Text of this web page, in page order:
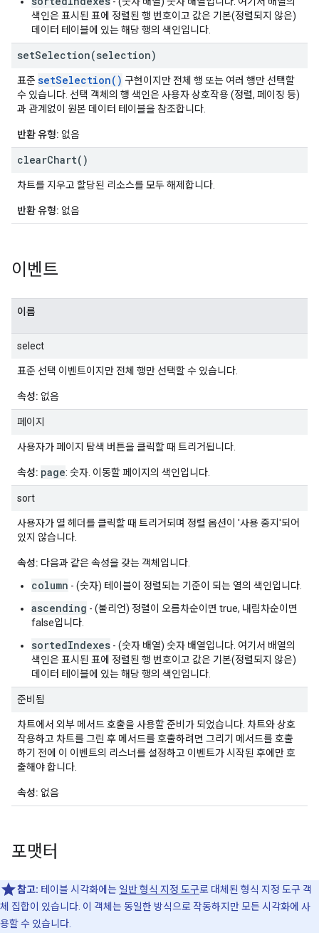
색인은 표시된 표에 정렬된 행 번호이고 값은 기본(정렬되지 않은)
데이터 테이블에 있는 해당 행의 색인입니다.
setSelection(selection)
표준 setSelection() 구현이지만 전체 행 또는 여러 행만 선택할
수 있습니다. 선택 객체의 행 색인은 사용자 상호작용 (정렬, 페이징 등)
과 관계없이 원본 데이터 테이블을 참조합니다.
반환 유형: 없음
clearChart( )
차트를 지우고 할당된 리소스를 모두 해제합니다.
반환 유형: 없음
이벤트
이름
select
표준 선택 이벤트이지만 전체 행만 선택할 수 있습니다.
속성: 없음
페이지
사용자가 페이지 탐색 버튼을 클릭할 때 트리거됩니다.
속성: page: 숫자. 이동할 페이지의 색인입니다.
sort
사용자가 열 헤더를 클릭할 때 트리거되며 정렬 옵션이 '사용 중지'되어
있지 않습니다.
속성: 다음과 같은 속성을 갖는 객체입니다.
column - (숫자) 테이블이 정렬되는 기준이 되는 열의 색인입니다.
ascending - (불리언) 정렬이 오름차순이면 true, 내림차순이면
false입니다.
sortedIndexes - (숫자 배열) 숫자 배열입니다. 여기서 배열의
색인은 표시된 표에 정렬된 행 번호이고 값은 기본(정렬되지 않은)
데이터 테이블에 있는 해당 행의 색인입니다.
준비됨
차트에서 외부 메서드 호출을 사용할 준비가 되었습니다. 차트와 상호
작용하고 차트를 그린 후 메서드를 호출하려면 그리기 메서드를 호출
하기 전에 이 이벤트의 리스너를 설정하고 이벤트가 시작된 후에만 호
출해야 합니다.
속성: 없음
포맷터
참고: 테이블 시각화에는 일반 형식 지정 도구로 대체된 형식 지정 도구 객
체 집합이 있습니다. 이 객체는 동일한 방식으로 작동하지만 모든 시각화에 사
용할 수 있습니다.